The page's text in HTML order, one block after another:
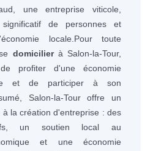
une entreprise viticole,
de personnes et
locale.Pour toute
domicilierà Salon-la-Tour,
profiter d'une économie
et de participer à son
Salon-la-Tour offre un
la création d'entreprise : des
un soutien local au
et une économie